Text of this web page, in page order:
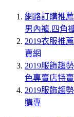
網路訂購推
男內褲.四角
2019衣服推
賣網
2019服飾趨
色專賣店特
2019服飾趨
購專